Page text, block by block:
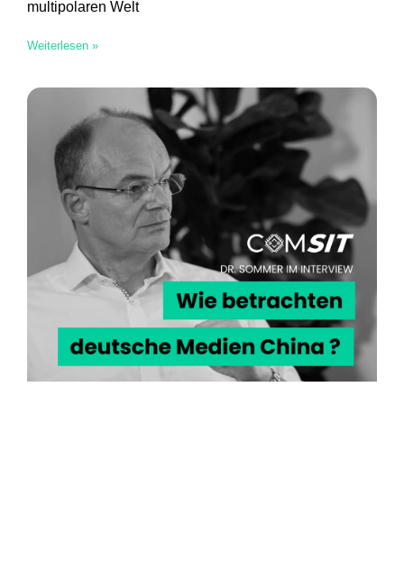
multipolaren Welt
Weiterlesen »